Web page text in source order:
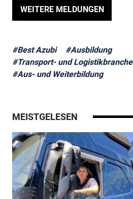
WEITERE MELDUNGEN
#Best Azubi
#Ausbildung
#Transport- und Logistikbranche
#Aus- und Weiterbildung
MEISTGELESEN